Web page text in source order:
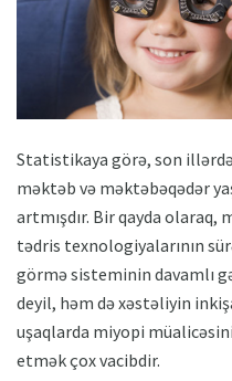
Statistikaya görə, son
məktəb və məktəbəqədər
artmışdır. Bir qayda olaraq,
tədris texnologiyalarının
görmə sisteminin davamlı
deyil, həm də xəstəliyin
uşaqlarda miyopi
etmək çox vacibdir.